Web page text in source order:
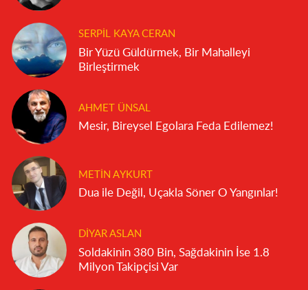
SERPIL KAYA CERAN
Bir Yüzü Güldürmek, Bir Mahalleyi
Birleştirmek
AHMET ÜNSAL
Mesir, Bireysel Egolara Feda Edilemez!
METIN AYKURT
Dua ile Değil, Uçakla Söner O Yangınlar!
DIYAR ASLAN
Soldakinin 380 Bin, Sağdakinin İse 1.8
Milyon Takipçisi Var